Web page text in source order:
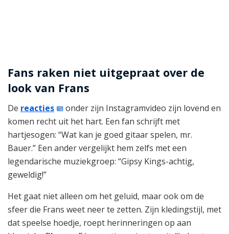
Fans raken niet uitgepraat over de
look van Frans
De reacties
onder zijn Instagramvideo zijn lovend en
komen recht uit het hart. Een fan schrijft met
hartjesogen: “Wat kan je goed gitaar spelen, mr.
Bauer.” Een ander vergelijkt hem zelfs met een
legendarische muziekgroep: “Gipsy Kings-achtig,
geweldig!”
Het gaat niet alleen om het geluid, maar ook om de
sfeer die Frans weet neer te zetten. Zijn kledingstijl, met
dat speelse hoedje, roept herinneringen op aan